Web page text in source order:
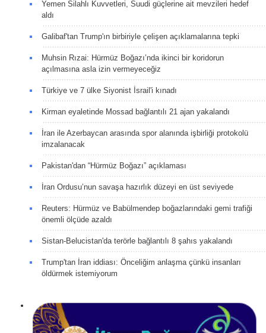
Yemen Silahlı Kuvvetleri, Suudi güçlerine ait mevzileri hedef
aldı
Galibaf'tan Trump'ın birbiriyle çelişen açıklamalarına tepki
Muhsin Rızai: Hürmüz Boğazı’nda ikinci bir koridorun
açılmasına asla izin vermeyeceğiz
Türkiye ve 7 ülke Siyonist İsrail'i kınadı
Kirman eyaletinde Mossad bağlantılı 21 ajan yakalandı
İran ile Azerbaycan arasında spor alanında işbirliği protokolü
imzalanacak
Pakistan'dan “Hürmüz Boğazı” açıklaması
İran Ordusu’nun savaşa hazırlık düzeyi en üst seviyede
Reuters: Hürmüz ve Babülmendep boğazlarındaki gemi trafiği
önemli ölçüde azaldı
Sistan-Belucistan'da terörle bağlantılı 8 şahıs yakalandı
Trump'tan İran iddiası: Önceliğim anlaşma çünkü insanları
öldürmek istemiyorum